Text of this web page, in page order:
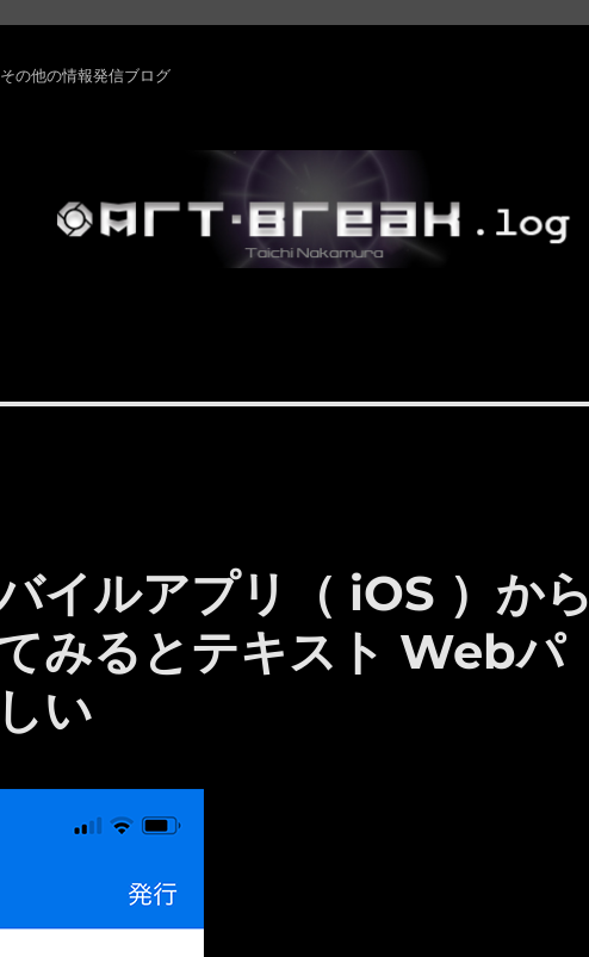
の他の情報発信ブログ
イルアプリ（ iOS ）から
みるとテキスト Webパ
い